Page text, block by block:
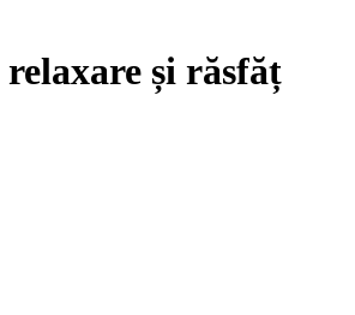
relaxare și răsfăț